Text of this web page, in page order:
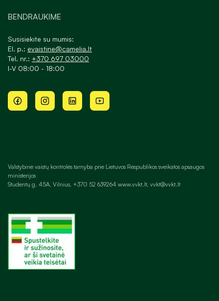
BENDRAUKIME
Susisiekite su mumis:
El. p.: evaistine@camelia.lt
Tel. nr.: +370 697 03000
I-V 08:00 - 18:00
Valstybinė vaistų kontrolės tarnyba prie Lietuvos Respublikos sveikatos apsaugos
ministerijos
Studentų g. 45A, Vilnius, +370 52 639264 www.vvkt.lt, vvkt@vvkt.lt